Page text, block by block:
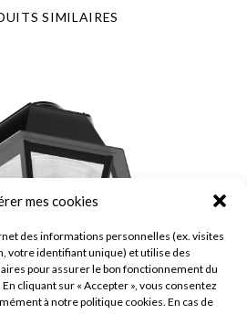
mes cookies
des informations personnelles (ex. visites
votre identifiant unique) et utilise des
pour assurer le bon fonctionnement du
cliquant sur « Accepter », vous consentez
à notre politique cookies. En cas de
SIMILAIRES